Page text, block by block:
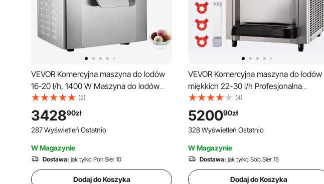
VEVOR Komercyjna maszyna do lodów
16-20 l/h, 1400 W Maszyna do lodów
twardych z inteligentnym
wyświetlaczem LCD i różnymi smakami,
do barów przekąskowych i restauracji
Srebrna
(2)
342890zł
287 Wyświetleń Ostatnio
W Magazynie
Dostawa: jak tylko Pon.Sier 10
Dodaj do Koszyka
VEVOR Komercyjna maszyna do lodów
miękkich 22-30 l/h Profesjonalna
maszyna do lodów z wyświetlaczem
LCD, 3 smaki, konstrukcja biurkowa do
cateringu i biznesu
(4)
520090zł
328 Wyświetleń Ostatnio
W Magazynie
Dostawa: jak tylko Sob.Sier 15
Dodaj do Koszyka